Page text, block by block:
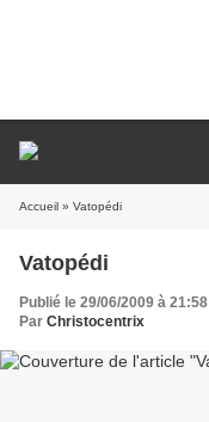
Accueil » Vatopédi
Vatopédi
Publié le 29/06/2009 à 21:58
Par Christocentrix